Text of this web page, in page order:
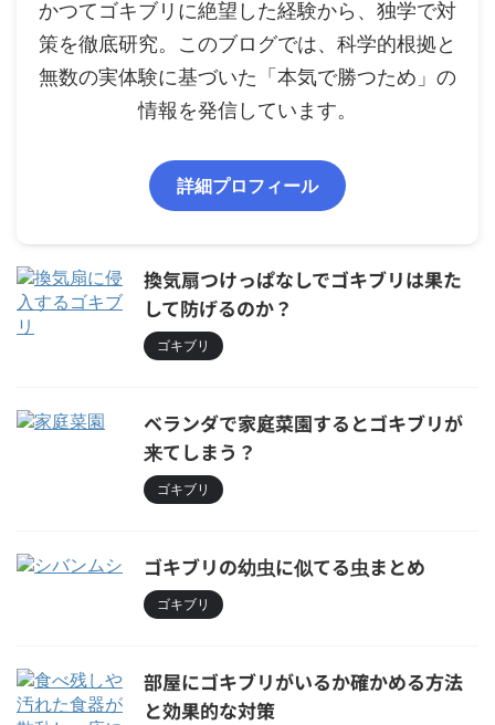
かつてゴキブリに絶望した経験から、独学で対
策を徹底研究。このブログでは、科学的根拠と
無数の実体験に基づいた「本気で勝つため」の
情報を発信しています。
詳細プロフィール
換気扇つけっぱなしでゴキブリは果た
して防げるのか？
ゴキブリ
ベランダで家庭菜園するとゴキブリが
来てしまう？
ゴキブリ
ゴキブリの幼虫に似てる虫まとめ
ゴキブリ
部屋にゴキブリがいるか確かめる方法
と効果的な対策